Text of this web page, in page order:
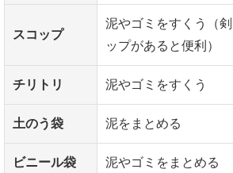
スコップ
泥やゴミをすくう（
ップがあると便利）
チリトリ 泥やゴミをすくう
土のう袋 泥をまとめる
ビニール袋 泥やゴミをまとめる